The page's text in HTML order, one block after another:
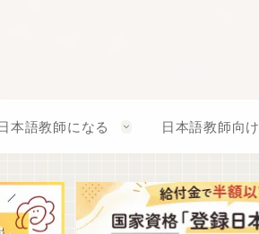
本語教師になる 日本語教師向け